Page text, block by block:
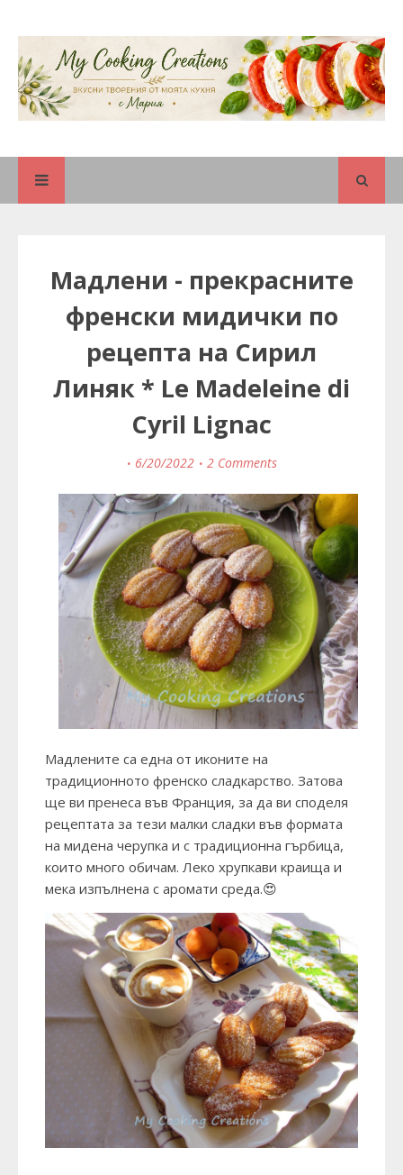
Мадлени - прекрасните
френски мидички по
рецепта на Сирил
Линяк * Le Madeleine di
Cyril Lignac
6/20/2022 2 Comments
Мадлените са една от иконите на
традиционното френско сладкарство. Затова
ще ви пренеса във Франция, за да ви споделя
рецептата за тези малки сладки във формата
на мидена черупка и с традиционна гърбица,
които много обичам. Леко хрупкави краища и
мека изпълнена с аромати среда.😍